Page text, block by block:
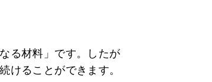
る材料」です。したが
けることができます。